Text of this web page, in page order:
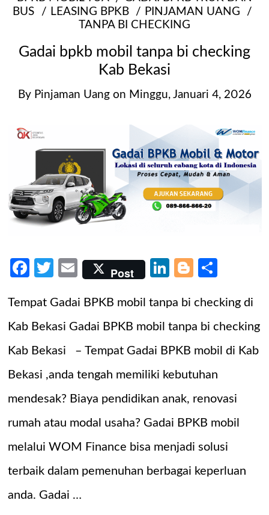
BUS
LEASING BPKB
PINJAMAN UANG
TANPA BI CHECKING
Gadai bpkb mobil tanpa bi checking
Kab Bekasi
By Pinjaman Uang on Minggu, Januari 4, 2026
Facebook
Twitter
EmailPost LinkedIn
Blogger
Tempat Gadai BPKB mobil tanpa bi checking di
Kab Bekasi Gadai BPKB mobil tanpa bi checking
Kab Bekasi – Tempat Gadai BPKB mobil di Kab
Bekasi ,anda tengah memiliki kebutuhan
mendesak? Biaya pendidikan anak, renovasi
rumah atau modal usaha? Gadai BPKB mobil
melalui WOM Finance bisa menjadi solusi
terbaik dalam pemenuhan berbagai keperluan
anda. Gadai …